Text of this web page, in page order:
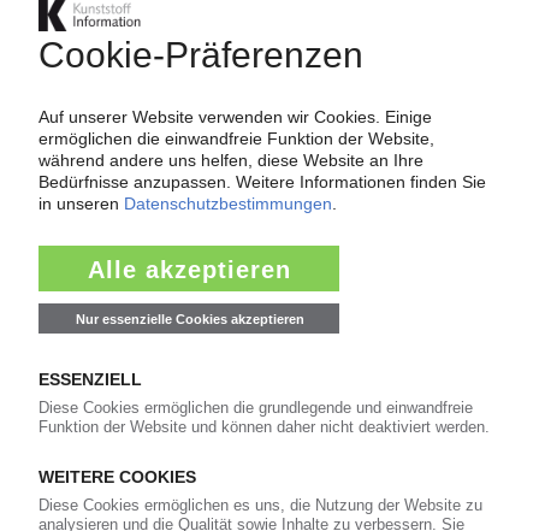
Ihr KI Zugang
jährlich kündbar
ab99€/Monat
Jetzt kostenlos testen
Bereits KI-Abonnent? Jetzt
anmelden!
Mehr zu ...